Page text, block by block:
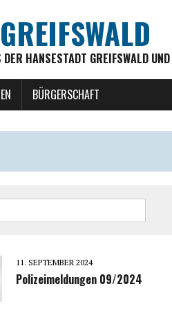
HANSESTADT GREIFSWALD
BÜRGERSCHAFT
11. SEPTEMBER 2024
Polizeimeldungen 09/2024